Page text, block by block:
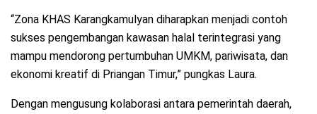
“Zona KHAS Karangkamulyan diharapkan menjadi contoh
sukses pengembangan kawasan halal terintegrasi yang
mampu mendorong pertumbuhan UMKM, pariwisata, dan
ekonomi kreatif di Priangan Timur,” pungkas Laura.
Dengan mengusung kolaborasi antara pemerintah daerah,